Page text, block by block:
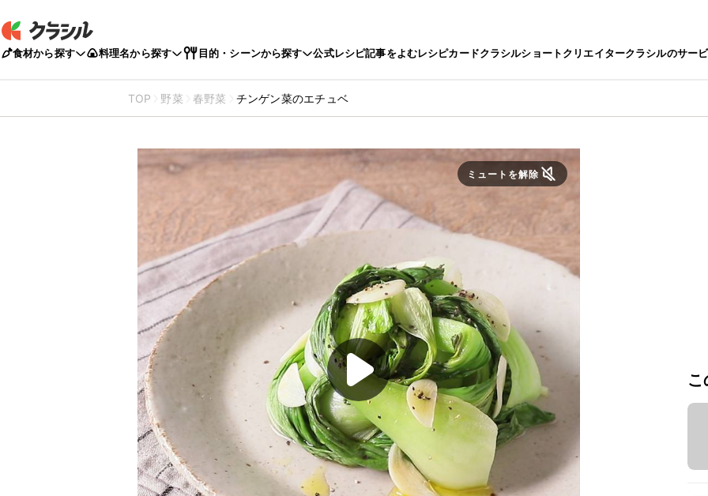
食材から探す 料理名から探す 目的・シーンから探す 公式レシピ記事をよむレシピカードクラシルショートクリエイタークラシルのサー
TOP 野菜 春野菜 チンゲン菜のエチュベ
ミュートを解除